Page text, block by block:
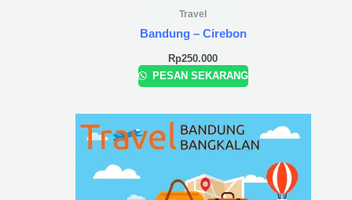
Travel
Bandung – Cirebon
Rp250.000
PESAN SEKARANG